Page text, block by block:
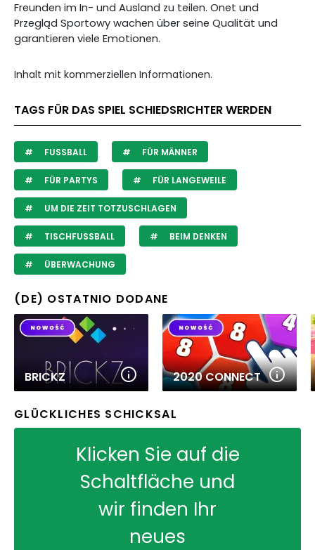
Freunden im In- und Ausland zu teilen. Onet und
Przegląd Sportowy wachen über seine Qualität und
garantieren viele Emotionen.
Inhalt mit kommerziellen Informationen.
TAGS FÜR DAS SPIEL SCHIEDSRICHTER WERDEN
FUSSBALL FÜR MÄNNER
FÜR PARTYS FÜR LANGEWEILE
UM DIE ZEIT TOTZUSCHLAGEN
TISCHFUSSBALL BEIM DENKEN
ÜBERWACHUNG
(DE) OSTATNIO DODANE
BRICKZ 2020 CONNECT
GLÜCKLICHES SCHICKSAL
Klicken Sie auf die
Schaltfläche und
wir finden Ihr
neues